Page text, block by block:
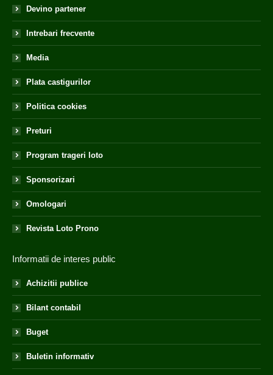
Devino partener
Intrebari frecvente
Media
Plata castigurilor
Politica cookies
Preturi
Program trageri loto
Sponsorizari
Omologari
Revista Loto Prono
Informatii de interes public
Achizitii publice
Bilant contabil
Buget
Buletin informativ